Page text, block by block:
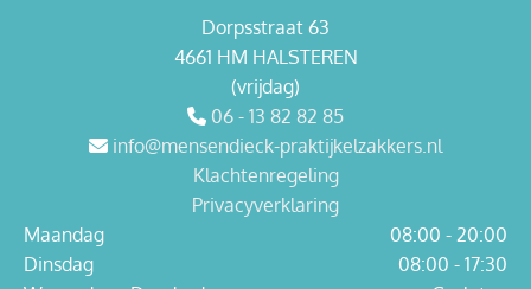
Dorpsstraat 63
4661 HM HALSTEREN
(vrijdag)
 06 - 13 82 82 85
 info@mensendieck-praktijkelzakkers.nl
Klachtenregeling
Privacyverklaring
Maandag
08:00 - 20:00
Dinsdag
08:00 - 17:30